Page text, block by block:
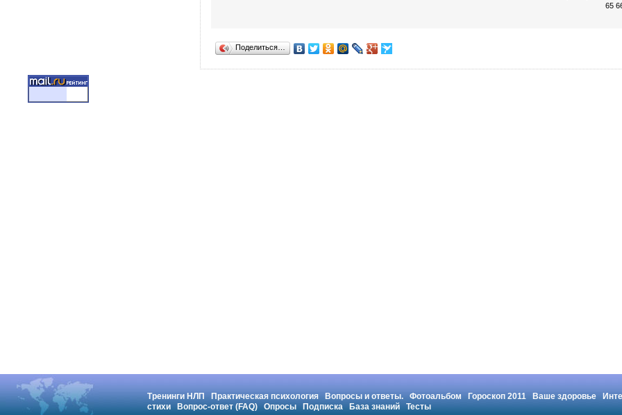
65
Поделиться…
Тренинги НЛП Практическая психология Вопросы и ответы. Фотоальбом Гороскоп 2011 Ваше здоровье
стихи
Вопрос-ответ (FAQ) Опросы Подписка База знаний Тесты